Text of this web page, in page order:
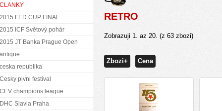
RETRO
Zobrazuji 1. az 20. (z 63 zbozi)
Zbozi+ Cena
CLANKY
2015 FED CUP FINAL
2015 ICF Světový pohár
2015 JT Banka Prague Open
antique
ceska republika
Cesky pivni festival
CEV champions league
DHC Slavia Praha